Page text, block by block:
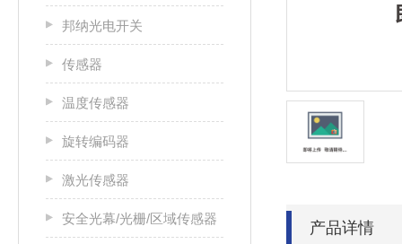
邦纳光电开关
传感器
温度传感器
旋转编码器
激光传感器
安全光幕/光栅/区域传感器
产品详情